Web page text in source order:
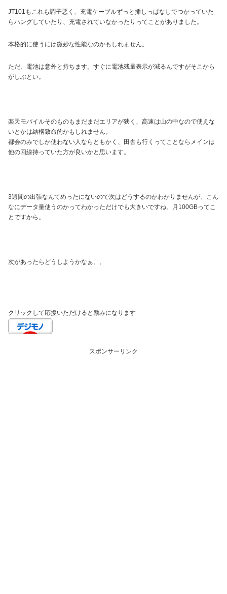
JT101もこれも調子悪く、充電ケーブルずっと挿しっぱなしでつかっていた
らハングしていたり、充電されていなかったりってことがありました。
本格的に使うには微妙な性能なのかもしれません。
ただ、電池は意外と持ちます。すぐに電池残量表示が減るんですがそこから
がしぶとい。
楽天モバイルそのものもまだまだエリアが狭く、高速は山の中なので使えな
いとかは結構致命的かもしれません。
都会のみでしか使わない人ならともかく、田舎も行くってことならメインは
他の回線持っていた方が良いかと思います。
3週間の出張なんてめったにないので次はどうするのかわかりませんが、こん
なにデータ量使うのかってわかっただけでも大きいですね。月100GBってこ
とですから。
次があったらどうしようかなぁ。。
クリックして応援いただけると励みになります
スポンサーリンク